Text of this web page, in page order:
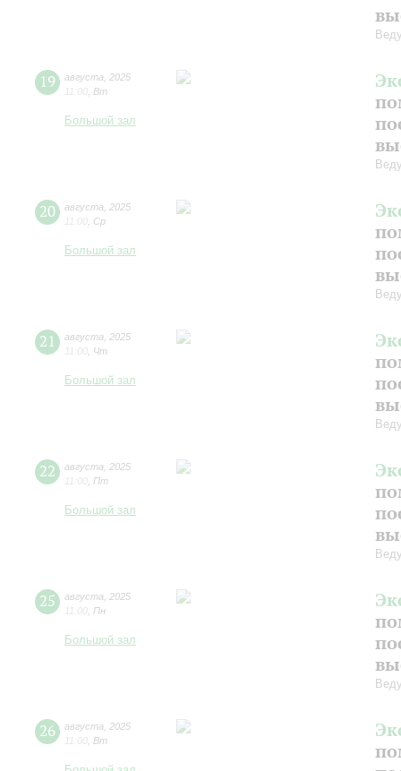
19 августа
2025
11:00 Вт
Большой зал
20 августа
2025
11:00 Ср
Большой зал
21 августа
2025
11:00 Чт
Большой зал
22 августа
2025
11:00 Пт
Большой зал
25 августа
2025
11:00 Пн
Большой зал
26 августа
2025
11:00 Вт